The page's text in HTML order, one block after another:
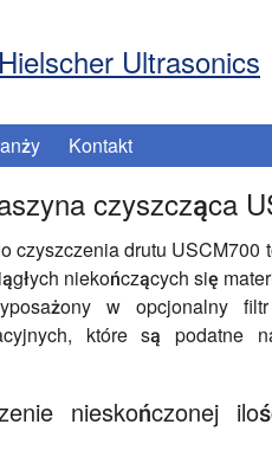
Hielscher Ultrasonics
Kontakt
czyszcząca
czyszczenia drutu
niekończących się
w opcjonalny
które są podatne
nieskończonej